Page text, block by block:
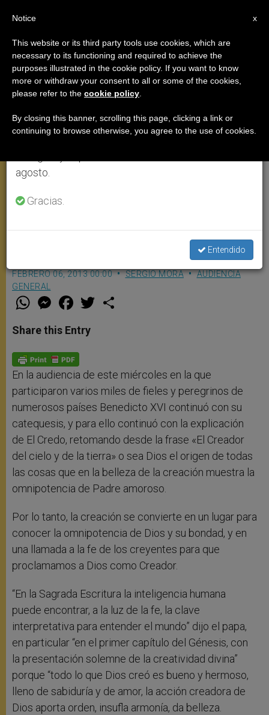
Benedicto XVI: La creación
permite conocer la omnipotencia
de Dios
La Biblia no es un manual de ciencias,
designio de Dios ilumina la existencia y
FEBRERO 06, 2013 00:00 SERGIO MORA
AUDIENCIA
GENERAL
W
t
s
p
p
M
e
s
e
g
e
r
F
a
e
b
o
k
w
Share this Entry
En la audiencia de este miércoles en la que
participaron varios miles de fieles y peregrinos de
numerosos países Benedicto XVI continuó con su
catequesis, y para ello continuó con la explicación
de El Credo, retomando desde la frase «El Creador
del cielo y de la tierra» o sea Dios el origen de todas
las cosas que en la belleza de la creación muestra la
omnipotencia de Padre amoroso.
Por lo tanto, la creación se convierte en un lugar para
conocer la omnipotencia de Dios y su bondad, y en
una llamada a la fe de los creyentes para que
proclamamos a Dios como Creador.
“En la Sagrada Escritura la inteligencia humana
puede encontrar, a la luz de la fe, la clave
interpretativa para entender el mundo” dijo el papa,
en particular “en el primer capítulo del Génesis, con
la presentación solemne de la creatividad divina”
porque “todo lo que Dios creó es bueno y hermoso,
lleno de sabiduría y de amor, la acción creadora de
Dios aporta orden, insufla armonía, da belleza.
×
Aviso importante
Del 27 de julio al 7 de agosto haremos la pausa
anual, aprovechando que en el periodo de verano
se generan menos informaciones y también el
agosto.
Gracias.
Entendido
x
Notice
This website or its third party tools use cookies, which are
necessary to its functioning and required to achieve the
purposes illustrated in the cookie policy. If you want to know
more or withdraw your consent to all or some of the cookies,
please refer to the cookie policy
By closing this banner, scrolling this page, clicking a link or
continuing to browse otherwise, you agree to the use of cookies.